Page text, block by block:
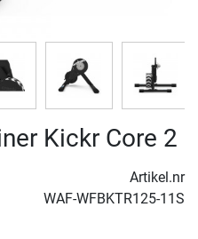
Kickr Core 2
Artikel.nr
WAF-WFBKTR125-11S